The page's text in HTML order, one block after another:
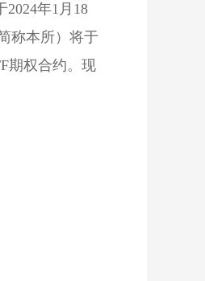
2024年1月18
称本所）将于
期权合约。现